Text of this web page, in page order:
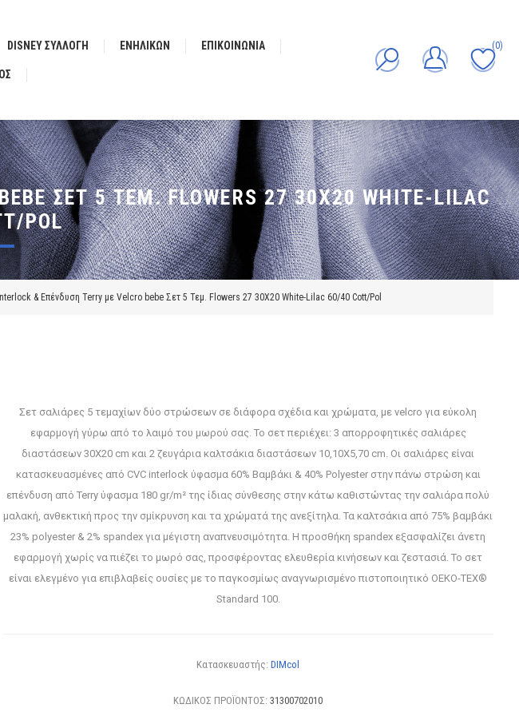
DISNEY ΣΥΛΛΟΓΗ ΕΝΗΛΙΚΩΝ ΕΠΙΚΟΙΝΩΝΊΑ (0)
& Επένδυση Terry με Velcro bebe Σετ 5 Τεμ. Flowers 27 30X20 White-Lilac 60/40 Cott/Pol
ΣΕΤ 5 ΤΕΜ. FLOWERS 27 30X20 WHITE-LILAC
POL
Σετ σαλιάρες 5 τεμαχίων δύο στρώσεων σε διάφορα σχέδια και χρώματα, με velcro για εύκολη
εφαρμογή γύρω από το λαιμό του μωρού σας. Το σετ περιέχει: 3 απορροφητικές σαλιάρες
διαστάσεων 30X20 cm και 2 ζευγάρια καλτσάκια διαστάσεων 10,10X5,70 cm. Οι σαλιάρες είναι
κατασκευασμένες από CVC interlock ύφασμα 60% Βαμβάκι & 40% Polyester στην πάνω στρώση και
επένδυση από Terry ύφασμα 180 gr/m² της ίδιας σύνθεσης στην κάτω καθιστώντας την σαλιάρα πολύ
μαλακή, ανθεκτική προς την σμίκρυνση και τα χρώματά της ανεξίτηλα. Τα καλτσάκια από 75% βαμβάκι
23% polyester & 2% spandex για μέγιστη αναπνευσιμότητα. H προσθήκη spandex εξασφαλίζει άνετη
εφαρμογή χωρίς να πιέζει το μωρό σας, προσφέροντας ελευθερία κινήσεων και ζεστασιά. Το σετ
είναι ελεγμένο για επιβλαβείς ουσίες με το παγκοσμίως αναγνωρισμένο πιστοποιητικό OEKO-TEX®
Standard 100.
Κατασκευαστής: DIMcol
ΚΩΔΙΚΟΣ ΠΡΟΪΟΝΤΟΣ: 31300702010